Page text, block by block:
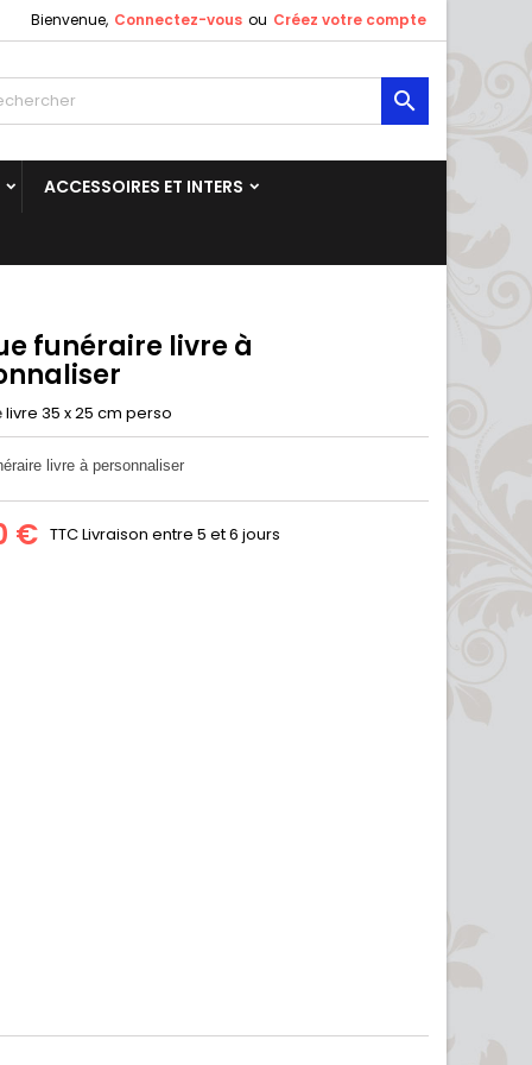
Bienvenue, Connectez-vous ou Créez votre compte

ACCESSOIRES ET INTERS
funéraire livre à
livre 35 x 25 cm perso
livre à personnaliser
€ TTCLivraison entre 5 et 6 jours